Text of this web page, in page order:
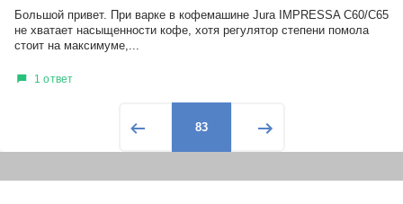
Большой привет. При варке в кофемашине Jura IMPRESSA C60/C65
не хватает насыщенности кофе, хотя регулятор степени помола
стоит на максимуме,...
1 ответ
83